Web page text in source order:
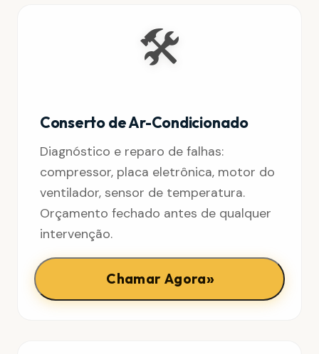
🛠️
Conserto de Ar-Condicionado
Diagnóstico e reparo de falhas:
compressor, placa eletrônica, motor do
ventilador, sensor de temperatura.
Orçamento fechado antes de qualquer
intervenção.
Chamar Agora»